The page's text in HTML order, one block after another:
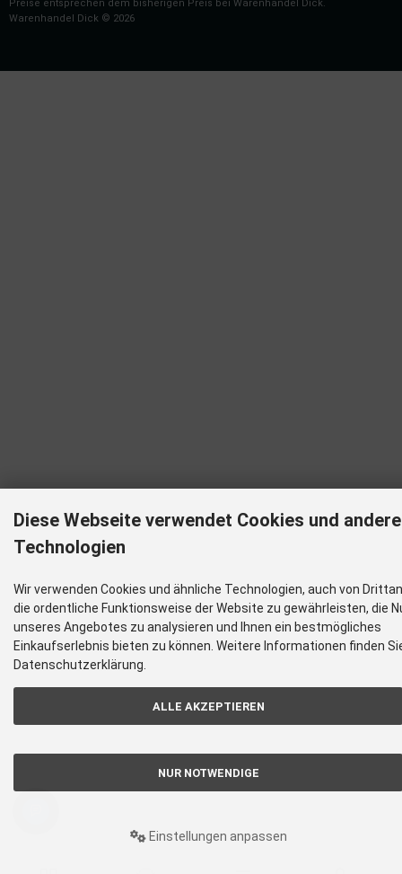
Preise entsprechen dem bisherigen Preis bei Warenhandel Dick.
Warenhandel Dick © 2026
Diese Webseite verwendet Cookies und andere
Technologien
Wir verwenden Cookies und ähnliche Technologien, auch von
die ordentliche Funktionsweise der Website zu gewährleisten, die
unseres Angebotes zu analysieren und Ihnen ein bestmögliches
Einkaufserlebnis bieten zu können. Weitere Informationen finden
Datenschutzerklärung.
ALLE AKZEPTIEREN
NUR NOTWENDIGE
Einstellungen anpassen